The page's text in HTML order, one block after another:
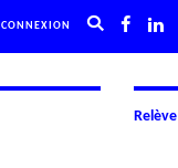
CONNEXION
Relève